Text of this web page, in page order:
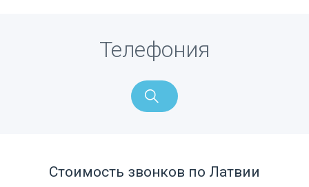
Телефония
Стоимость звонков по Латвии